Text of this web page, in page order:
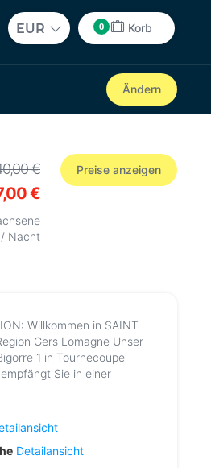
EUR 0 Korb
Ändern
€
€
Nacht
Preise anzeigen
Willkommen in SAINT
Gers Lomagne Unser
1 in Tournecoupe
Sie in einer
Detailansicht